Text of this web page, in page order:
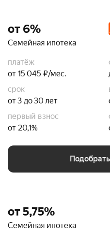
от 6%
Семейная ипотека
платёж
от 15 045 ₽/мес.
срок
от 3 до 30 лет
первый взнос
от 20,1%
от 5,75%
Семейная ипотека